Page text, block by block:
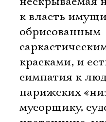
к власть
обрисованным
красками, и
симпатия к
парижских
мусорщику,